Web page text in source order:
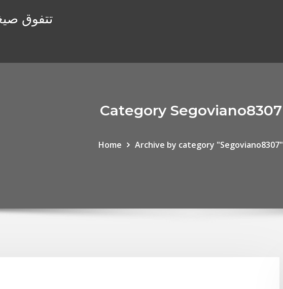
تتفوق
Category Segoviano8307
Home Archive by category "Segoviano8307"